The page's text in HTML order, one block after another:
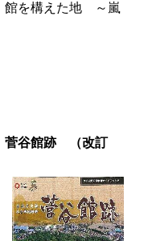
構えた地 ～嵐
谷館跡 （改訂